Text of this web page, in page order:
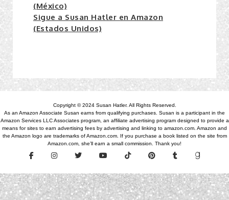
(México)
Sigue a Susan Hatler en Amazon
(Estados Unidos)
Copyright © 2024 Susan Hatler. All Rights Reserved.
As an Amazon Associate Susan earns from qualifying purchases. Susan is a participant in the
Amazon Services LLC Associates program, an affiliate advertising program designed to provide a
means for sites to earn advertising fees by advertising and linking to amazon.com. Amazon and
the Amazon logo are trademarks of Amazon.com. If you purchase a book listed on the site from
Amazon.com, she’ll earn a small commission. Thank you!